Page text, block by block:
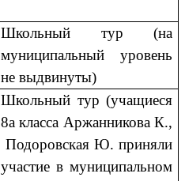
Школьный тур (на
муниципальный уровень
не выдвинуты)
Школьный тур (учащиеся
8а класса Аржанникова К.,
Подоровская Ю. приняли
участие в муниципальном